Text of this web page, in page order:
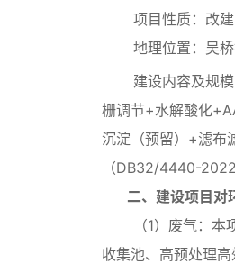
项目性质：改建
地理位置：吴桥
建设内容及规模
栅调节+水解酸化
沉淀（预留）+滤布
（DB32/4440-
二、建设项目对
（1）废气：本项
收集池、高预处理